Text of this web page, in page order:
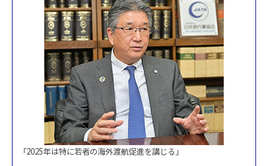
「2025年は特に若者の海外渡航促進を講じる」